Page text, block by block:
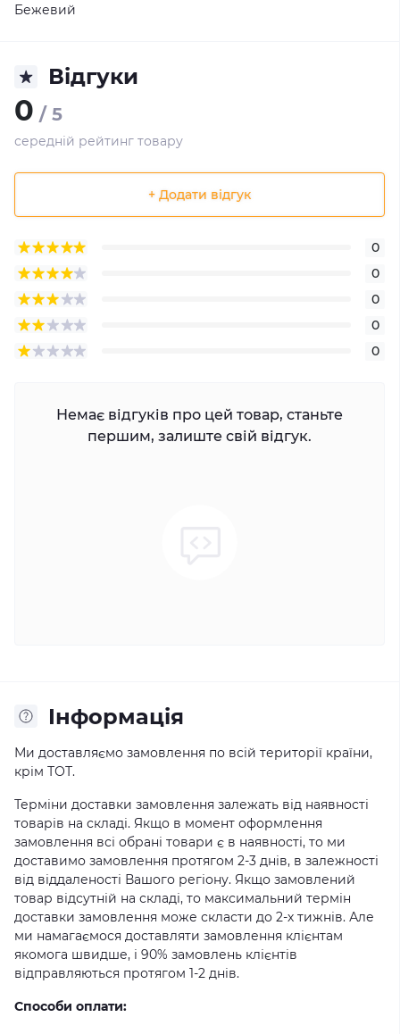
Бежевий
Відгуки
0 / 5
середній рейтинг товару
+ Додати відгук
0
0
0
0
0
Немає відгуків про цей товар, станьте
першим, залиште свій відгук.
Iнформація
Ми доставляємо замовлення по всій території країни,
крім ТОТ.
Терміни доставки замовлення залежать від наявності
товарів на складі. Якщо в момент оформлення
замовлення всі обрані товари є в наявності, то ми
доставимо замовлення протягом 2-3 днів, в залежності
від віддаленості Вашого регіону. Якщо замовлений
товар відсутній на складі, то максимальний термін
доставки замовлення може скласти до 2-х тижнів. Але
ми намагаємося доставляти замовлення клієнтам
якомога швидше, і 90% замовлень клієнтів
відправляються протягом 1-2 днів.
Способи оплати: